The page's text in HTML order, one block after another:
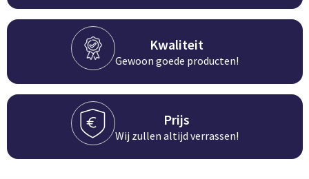
Kwaliteit
Gewoon goede producten!
Prijs
Wij zullen altijd verrassen!